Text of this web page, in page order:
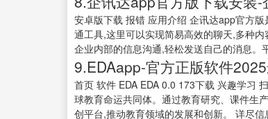
安卓版下载 报错 应用介绍 企讯达app官方
通工具,这里可以实现简易高效的聊天,多种
企业内部的信息沟通,轻松发送自己的消息
9.EDAapp-官方正版软件
首页 软件 EDA EDA 0.0 173下载 兴趣学习
球教育命运共同体。通过教育研究、课件生
创平台,推动教育领域的发展和创新。 详尽